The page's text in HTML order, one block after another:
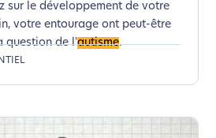
sur le développement de votre
votre entourage ont peut-être
question de l'autisme.